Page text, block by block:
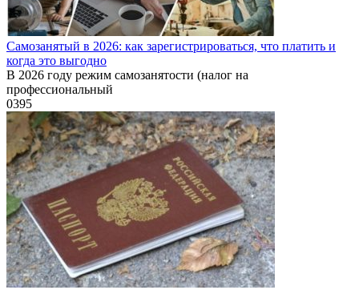
Самозанятый в 2026: как зарегистрироваться, что платить и
когда это выгодно
В 2026 году режим самозанятости (налог на
профессиональный
0395